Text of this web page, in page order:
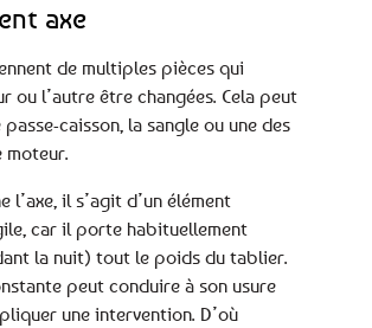
axe
de multiples pièces qui
ou l’autre être changées. Cela peut
caisson, la sangle ou une des
moteur.
l’axe, il s’agit d’un élément
car il porte habituellement
la nuit) tout le poids du tablier.
peut conduire à son usure
une intervention. D’où